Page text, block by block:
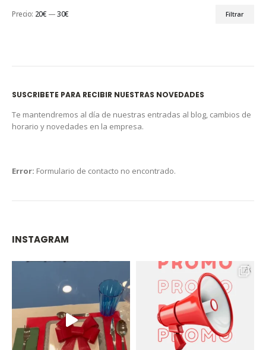
Filtrar
Precio: 20€ —30€
SUSCRIBETE PARA RECIBIR NUESTRAS NOVEDADES
Te mantendremos al día de nuestras entradas al blog, cambios de
horario y novedades en la empresa.
Error: Formulario de contacto no encontrado.
INSTAGRAM